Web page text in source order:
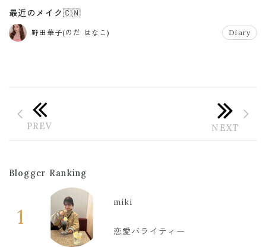
最近のメイク🇨🇳
野田華子(のだ はなこ) Diary
Blogger Ranking
1
miki
恋愛バライティー